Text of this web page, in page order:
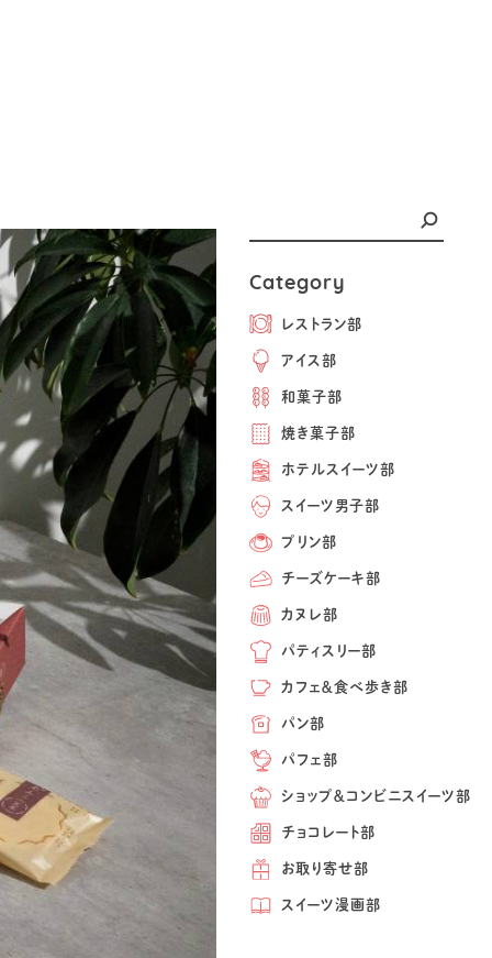
Category
レストラン部
アイス部
和菓子部
焼き菓子部
ホテルスイーツ部
スイーツ男子部
プリン部
チーズケーキ部
カヌレ部
パティスリー部
カフェ＆食べ歩き部
パン部
パフェ部
ショップ＆コンビニスイーツ部
チョコレート部
お取り寄せ部
スイーツ漫画部